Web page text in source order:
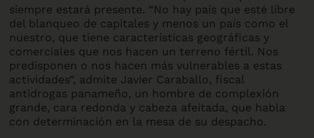
siempre estará presente. “No hay país que esté libre
del blanqueo de capitales y menos un país como el
nuestro, que tiene características geográficas y
comerciales que nos hacen un terreno fértil. Nos
predisponen o nos hacen más vulnerables a estas
actividades”, admite Javier Caraballo, fiscal
antidrogas panameño, un hombre de complexión
grande, cara redonda y cabeza afeitada, que habla
con determinación en la mesa de su despacho.